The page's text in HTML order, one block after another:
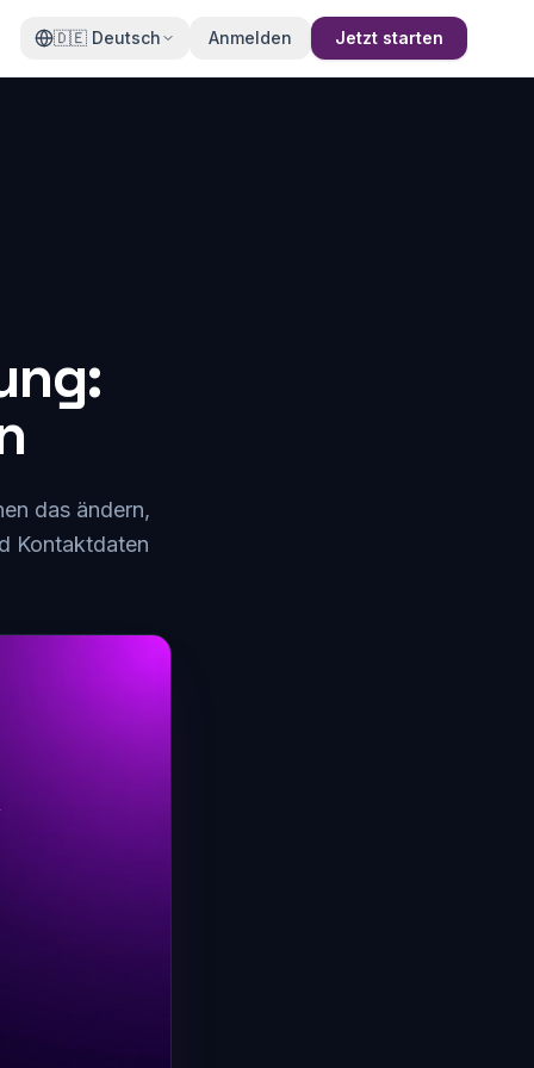
🇩🇪 Deutsch Anmelden Jetzt starten
das ändern,
Kontaktdaten